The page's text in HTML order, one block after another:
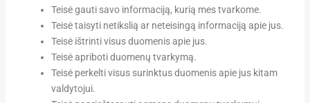
Teisė gauti savo informaciją, kurią mes tvarkome.
Teisė taisyti netikslią ar neteisingą informaciją apie jus.
Teisė ištrinti visus duomenis apie jus.
Teisė apriboti duomenų tvarkymą.
Teisė perkelti visus surinktus duomenis apie jus kitam
valdytojui.